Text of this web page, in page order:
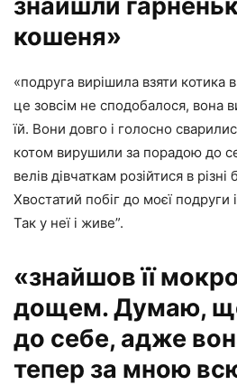
кошеня»
«подруга вирішила взяти котика
це зовсім не сподобалося, вона
їй. Вони довго і голосно
котом вирушили за порадою до
велів дівчаткам розійтися в
Хвостатий побіг до моєї подруги
Так у неї і живе”.
«знайшов її
дощем. Думаю, що
до себе, адже
тепер за мною